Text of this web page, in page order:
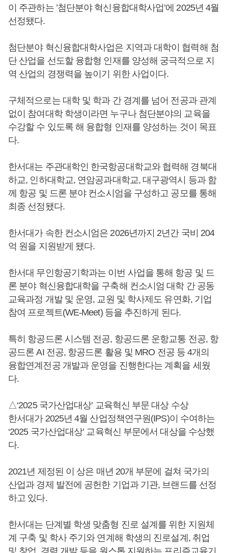
이 주관하는 ’첨단분야 혁신융합대학사업’에 2025년 4월
선정됐다.
첨단분야 혁신융합대학사업은 지역과 대학이 협력해 첨
단 산업을 선도할 융합형 인재를 양성해 궁극적으로 지
역 산업의 경쟁력을 높이기 위한 사업이다.
구체적으로는 대학 및 학과 간 경계를 넘어 전공과 관계
없이 참여대학 학생이라면 누구나 첨단분야의 교육을
수강할 수 있도록 해 융합형 인재를 양성하는 것이 목표
다.
한서대는 주관대학인 한국항공대학교와 협력해 경북대
하교, 인하대학교, 연암공과대학교, 대구광역시 등과 함
께 항공 및 드론 분야 컨소시엄을 구성하고 공모를 통해
최종 선정됐다.
한서대가 속한 컨소시엄은 2026년까지 2년간 국비 204
억 원을 지원받게 됐다.
한서대 무인항공기학과는 이번 사업을 통해 항공 및 드
론 분야 혁신융합대학을 구축해 컨소시엄 대학 간 공동
교육과정 개발 및 운영, 교원 및 학사제도 유연화, 기업
참여 프로젝트(WE-Meet) 등을 추진하게 된다.
특히 항공드론 시스템 전공, 항공드론 운항교통 전공, 항
공드론 AI 전공, 항공드론 활용 및 MRO 전공 등 4개의
융합연계전공 개발과 운영을 진행한다는 계획을 세웠
다.
△‘2025 국가산업대상’ 교육혁신 부문 대상 수상
한서대가 2025년 4월 산업정책연구원(IPS)이 수여하는
‘2025 국가산업대상’ 교육혁신 부문에서 대상을 수상했
다.
2021년 제정된 이 상은 매년 20개 부문에 걸쳐 국가의
산업과 경제 발전에 공헌한 기업과 기관, 브랜드를 선정
하고 있다.
한서대는 단계별 학생 맞춤형 진로 설계를 위한 지원체
계 구축 및 학사 주기와 연계해 학생의 진로설계, 취업
및 창업, 경력 개발 등을 원스톱 지원하는 프리즘교육기